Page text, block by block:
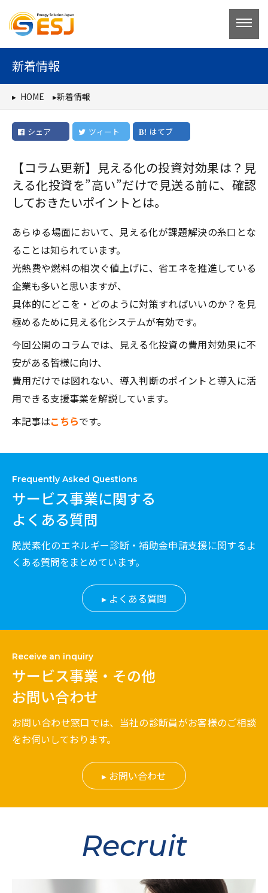
ス
キ
ッ
新着情報
HOME 新着情報
シェア ツィート はてブ
【コラム更新】見える化の投資対効果は？見
える化投資を”高い”だけで見送る前に、確認
しておきたいポイントとは。
あらゆる場面において、見える化が課題解決の糸口とな
ることは知られています。
光熱費や燃料の相次ぐ値上げに、省エネを推進している
企業も多いと思いますが、
具体的にどこを・どのように対策すればいいのか？を見
極めるために見える化システムが有効です。
今回公開のコラムでは、見える化投資の費用対効果に不
安がある皆様に向け、
費用だけでは図れない、導入判断のポイントと導入に活
用できる支援事業を解説しています。
本記事はこちらです。
Frequently Asked Questions
サービス事業に関する
よくある質問
脱炭素化のエネルギー診断・補助金申請支援に関するよ
くある質問をまとめています。
よくある質問
Receive an inquiry
サービス事業・その他
お問い合わせ
お問い合わせ窓口では、当社の診断員がお客様のご相談
をお伺いしております。
お問い合わせ
Recruit